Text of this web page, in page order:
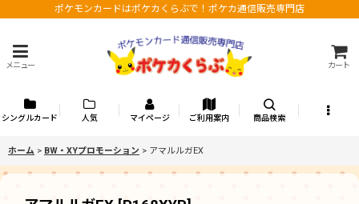
ポケモンカードはポケカくらぶで！ポケカ通信販売専門店
メニュー カート
シングルカード 人気 マイページ ご利用案内 商品検索
ホーム > BW・XYプロモーション > アマルルガEX